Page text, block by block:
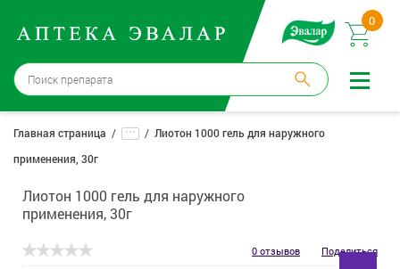
0
Москва→
12 аптек
Войти |
Доставка и оплата
Способ получения:
не выбран,изменить
Главная страница ...
Лиотон 1000 гель для наружного
применения, 30г
Лиотон 1000 гель для наружного
применения, 30г
0 отзывов Поделиться